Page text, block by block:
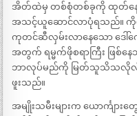
အိတ်ထဲမှ တစ်စုံတစ်ခုကို ထုတ်နေသ
အသင့်ယူဆောင်လာပုံရသည်။ ကို
ကုတင်ဆီလှမ်းလာနေသော ဒေါ်
အတွက် ရမ္မက်ဖိုစရာကြီး ဖြစ်န
ဘာလုပ်မည်ကို မြတ်သူသိသလိုလိုဘဲ
ဖူးသည်။
အမျိုးသမီးများက ယောင်္ကျာ